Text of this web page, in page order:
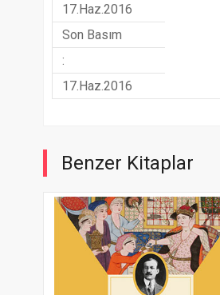
17.Haz.2016
Son Basım
:
17.Haz.2016
Benzer Kitaplar